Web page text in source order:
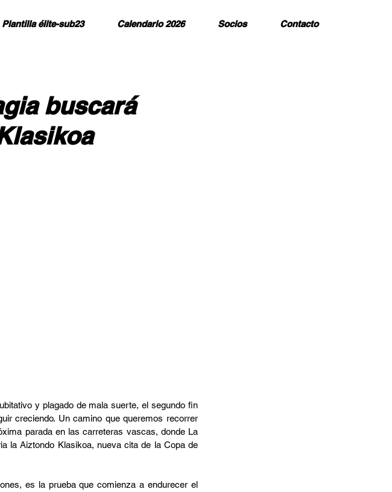
Plantilla élite-sub23 Calendario 2026 Socios Contacto
buscará
y plagado de mala suerte, el segundo fin
creciendo. Un camino que queremos recorrer
parada en las carreteras vascas, donde La
la Aiztondo Klasikoa, nueva cita de la Copa de
es la prueba que comienza a endurecer el